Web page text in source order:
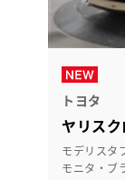
トヨタ
ヤリス
モデリスタ
モニタ・ブ